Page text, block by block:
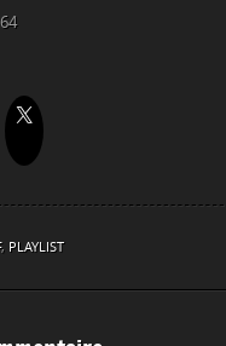
, PLAYLIST